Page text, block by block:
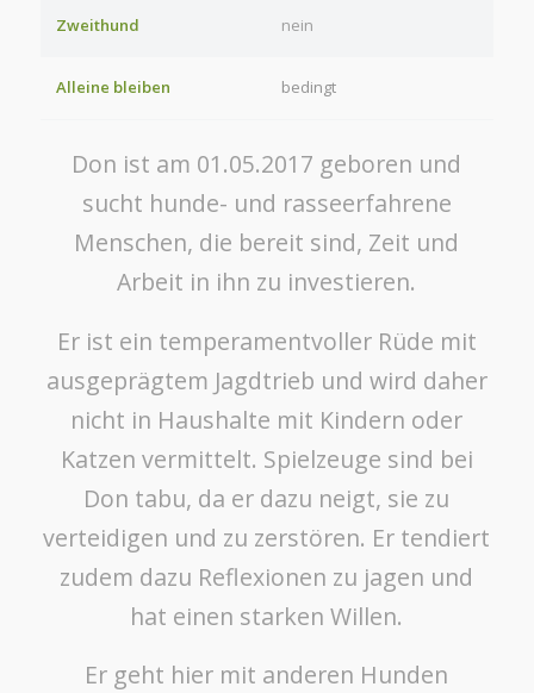
Zweithund nein
Alleine bleiben bedingt
Don ist am 01.05.2017 geboren und
sucht hunde- und rasseerfahrene
Menschen, die bereit sind, Zeit und
Arbeit in ihn zu investieren.
Er ist ein temperamentvoller Rüde mit
ausgeprägtem Jagdtrieb und wird daher
nicht in Haushalte mit Kindern oder
Katzen vermittelt. Spielzeuge sind bei
Don tabu, da er dazu neigt, sie zu
verteidigen und zu zerstören. Er tendiert
zudem dazu Reflexionen zu jagen und
hat einen starken Willen.
Er geht hier mit anderen Hunden